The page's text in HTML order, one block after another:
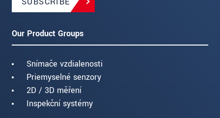
Our Product Groups
Snímače vzdialenosti
Priemyselné senzory
2D / 3D měření
Inspekční systémy